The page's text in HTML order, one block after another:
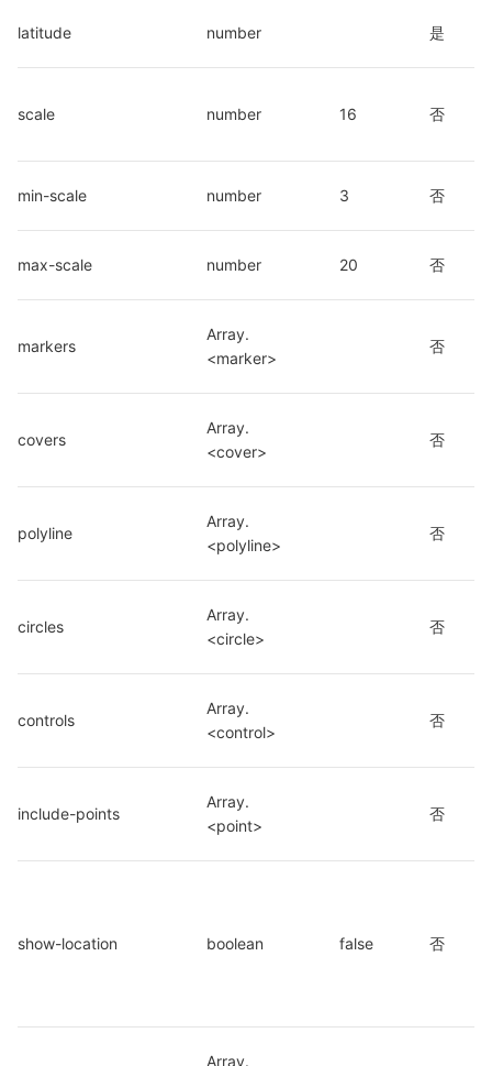
latitude number 是
scale number 16 否
min-scale number 3 否
max-scale number 20 否
markers
Array.
<marker>
否
covers
Array.
<cover>
否
polyline
Array.
<polyline>
否
circles
Array.
<circle>
否
controls
Array.
<control>
否
include-points
Array.
<point>
否
show-location boolean false 否
Array.